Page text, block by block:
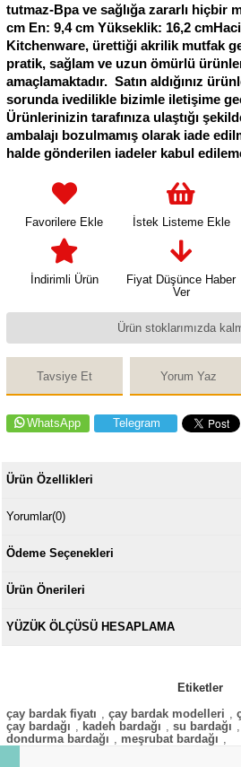
tutmaz-Bpa ve sağlığa zararlı hiçbir
cm En: 9,4 cm Yükseklik: 16,2
Kitchenware, ürettiği akrilik mutfak
pratik, sağlam ve uzun ömürlü
amaçlamaktadır. Satın aldığınız
sorunda ivedilikle bizimle iletişime
Ürünlerinizin tarafınıza ulaştığı
ambalajı bozulmamış olarak iade
halde gönderilen iadeler kabul
Favorilere Ekle İstek Listeme Ekle
İndirimli Ürün
Fiyat Düşünce Haber
Ver
Ürün stoklarımızda
Tavsiye Et Yorum Yaz
WhatsApp Telegram
Ürün Özellikleri
Yorumlar(0)
Ödeme Seçenekleri
Ürün Önerileri
YÜZÜK ÖLÇÜSÜ HESAPLAMA
Etiketler
çay bardak fiyatı
çay bardak modelleri
çay bardağı
kadeh bardağı su bardağı
dondurma bardağı
meşrubat bardağı